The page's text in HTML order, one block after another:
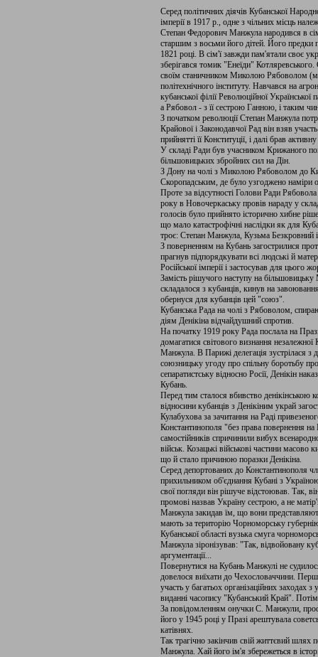
Серед політичних діячів Кубанської
імперії в 1917 р., одне з чільних місць
Степан Федорович Манжула народився в
старшим з восьми його дітей. Його предки
1821 році. В сім'ї завжди пам'ятали своє
зберігався томик "Енеїди"
своїм станичником Миколою Рябоволом
політехнічного інституту. Навчався на
кубанської філії Революційної
а Рябовол - з її сестрою Ганною, і таким
З початком революції Степан Манжула
Крайової і Законодавчої Рад він взяв
прийнятті її Конституції, і далі брав
У складі Ради був учасником Крижаного
більшовицьких збройних сил на Дін.
З Дону на чолі з Миколою Рябоволом до
Скоропадським, де було узгоджено наміри
Проте за відсутності Голови Ради
року в Новочеркаську провів нараду у
голосів було прийнято історично хибне
що мало катастрофічні наслідки як для
троє: Степан Манжула, Кузьма Безкровний
З поверненням на Кубань загострилися
прагнув підпорядкувати всі людські й
Російської імперії і застосував для цього
Замість рішучого наступу на
складалося з кубанців, кинув на
обернуся для кубанців цей "союз".
Кубанська Рада на чолі з Рябоволом,
діям Денікіна відчайдушний спротив.
На початку 1919 року Рада послала на
домагатися світового визнання незалежної
Манжула. В Парижі делегація зустрілася з
союзницьку угоду про спільну боротьбу
сепаратистську відносно Росії, Денікін
Кубань.
Перед тим сталося вбивство
відносини кубанців з Денікіним украй
Кулабухова за зачитання на Раді
Константинополя "без права повернення
самостійників спричинили вибух
військ. Козацькі військові частини
що й стало причиною поразки Денікіна.
Серед депортованих до Константинополя
прихильником об'єднання Кубані з
свої погляди він рішуче відстоював. Так,
промові назвав Україну сестрою, а не
Манжула закидав їм, що вони
мають за територію Чорноморську
Кубанської області вузька смуга
Манжула зіронізував: "Так, відвойовану
аргументації...
Повернутися на Кубань Манжулі не
довелося виїхати до Чехословаччини.
участь у багатьох організаційних заходах
виданні часопису "Кубанський Край".
За повідомленням онучки С. Манжули,
його у 1945 році у Празі арештувала
катівнях.
Так трагічно закінчив свій життєвий шлях
Манжула. Хай його ім'я збережеться в